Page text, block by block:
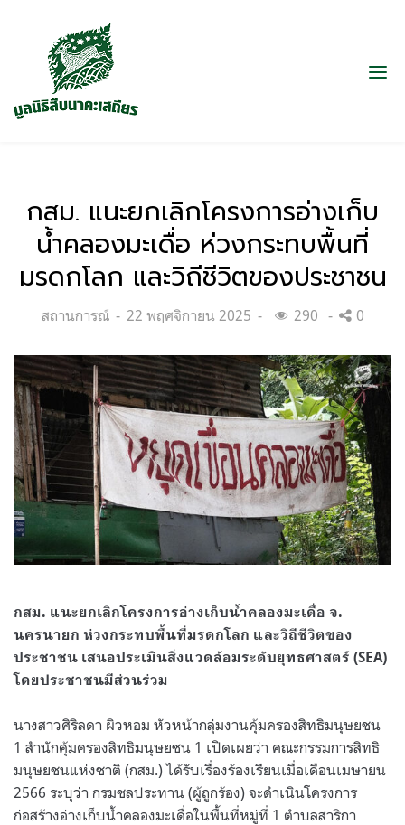
กสม. แนะยกเลิกโครงการอ่างเก็บ
น้ำคลองมะเดื่อ ห่วงกระทบพื้นที่
มรดกโลก และวิถีชีวิตของประชาชน
Categories:
สถานการณ์
Posted
22 พฤศจิกายน 2025 290 0
กสม. แนะยกเลิกโครงการอ่างเก็บน้ำคลองมะเดื่อ จ.
นครนายก ห่วงกระทบพื้นที่มรดกโลก และวิถีชีวิตของ
ประชาชน เสนอประเมินสิ่งแวดล้อมระดับยุทธศาสตร์ (SEA)
โดยประชาชนมีส่วนร่วม
นางสาวศิริลดา ผิวหอม หัวหน้ากลุ่มงานคุ้มครองสิทธิมนุษยชน
1 สำนักคุ้มครองสิทธิมนุษยชน 1 เปิดเผยว่า คณะกรรมการสิทธิ
มนุษยชนแห่งชาติ (กสม.) ได้รับเรื่องร้องเรียนเมื่อเดือนเมษายน
2566 ระบุว่า กรมชลประทาน (ผู้ถูกร้อง) จะดำเนินโครงการ
ก่อสร้างอ่างเก็บน้ำคลองมะเดื่อในพื้นที่หมู่ที่ 1 ตำบลสาริกา